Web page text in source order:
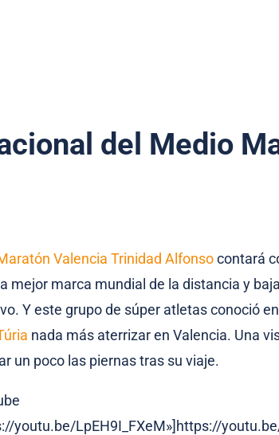
del Medio
Valencia Trinidad Alfonsocontará
mejor marca mundial de la distancia y
Y este grupo de súper atletas conoció
nada más aterrizar en Valencia. Una
un poco las piernas tras su viaje.
youtu.be/LpEH9I_FXeM»]https://